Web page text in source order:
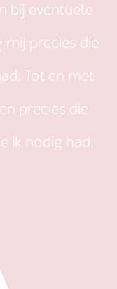
bij eventuele
mij precies die
Tot en met
precies die
ik nodig had.